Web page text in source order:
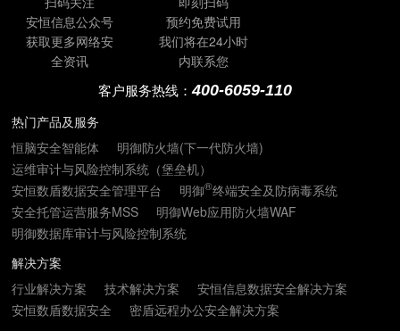
安恒信息公众号
获取更多网络安
全资讯
预约免费试用
我们将在24小时
内联系您
客户服务热线：400-6059-110
热门产品及服务
恒脑安全智能体
明御防火墙(下一代防火墙)
运维审计与风险控制系统（堡垒机）
安恒数盾数据安全管理平台
明御®终端安全及防病毒系统
安全托管运营服务MSS
明御Web应用防火墙WAF
明御数据库审计与风险控制系统
解决方案
行业解决方案
技术解决方案
安恒信息数据安全解决方案
安恒数盾数据安全
密盾远程办公安全解决方案